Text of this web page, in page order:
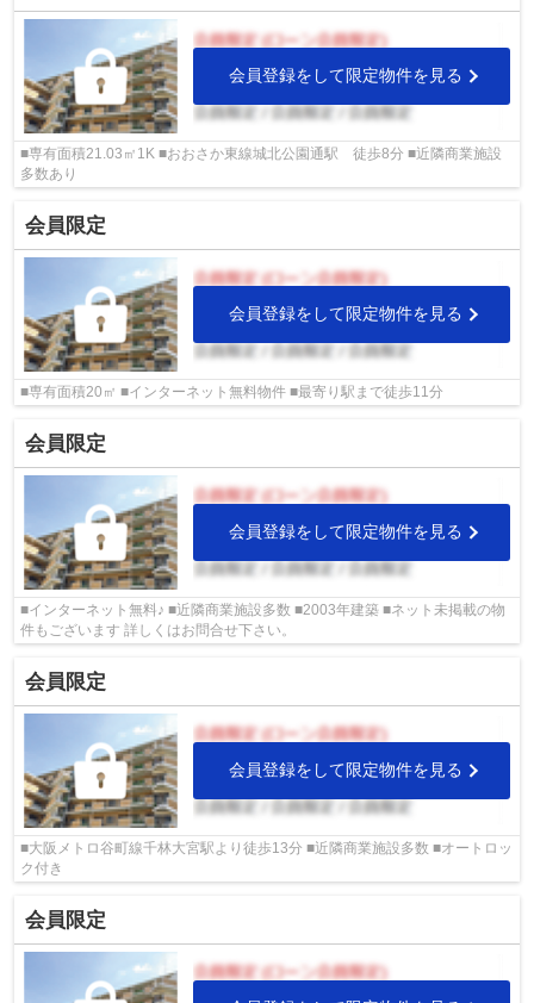
会員登録をして限定物件を見る
■専有面積21.03㎡1K ■おおさか東線城北公園通駅 徒歩8分 ■近隣商業施設
多数あり
会員限定
会員登録をして限定物件を見る
■専有面積20㎡ ■インターネット無料物件 ■最寄り駅まで徒歩11分
会員限定
会員登録をして限定物件を見る
■インターネット無料♪ ■近隣商業施設多数 ■2003年建築 ■ネット未掲載の物
件もございます 詳しくはお問合せ下さい。
会員限定
会員登録をして限定物件を見る
■大阪メトロ谷町線千林大宮駅より徒歩13分 ■近隣商業施設多数 ■オートロッ
ク付き
会員限定